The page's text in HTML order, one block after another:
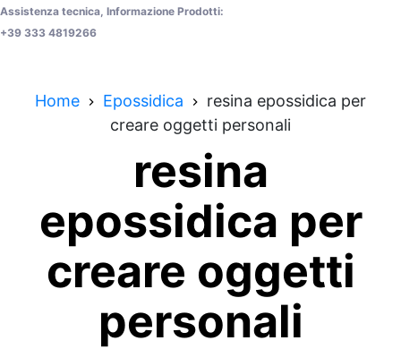
Assistenza tecnica, Informazione Prodotti:
+39 333 4819266
Home Epossidica
resina epossidica per
creare oggetti personali
resina
epossidica per
creare oggetti
personali